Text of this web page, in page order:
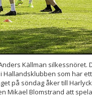
Källman silkessnöret.
Hallandsklubben som har ett
på söndag åker till
Mikael Blomstrand att